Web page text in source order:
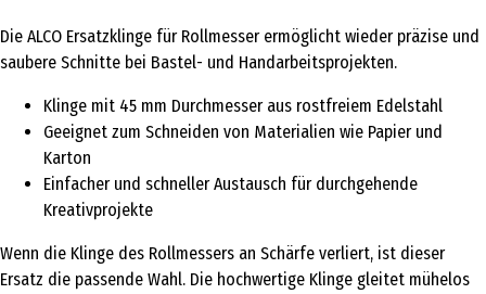
Die ALCO Ersatzklinge für Rollmesser ermöglicht wieder präzise und
saubere Schnitte bei Bastel- und Handarbeitsprojekten.
Klinge mit 45 mm Durchmesser aus rostfreiem Edelstahl
Geeignet zum Schneiden von Materialien wie Papier und
Karton
Einfacher und schneller Austausch für durchgehende
Kreativprojekte
Wenn die Klinge des Rollmessers an Schärfe verliert, ist dieser
Ersatz die passende Wahl. Die hochwertige Klinge gleitet mühelos